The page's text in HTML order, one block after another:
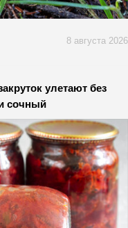
8 августа 2026
улетают без
сочный